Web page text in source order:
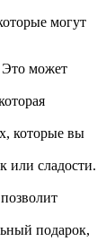
могут
Это может
которые вы
или сладости.
подарок,